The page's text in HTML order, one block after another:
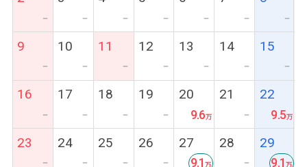
ー ー ー ー ー ー ー
9
ー
10
ー
11
ー
12
ー
13
ー
14
ー
15
ー
16
ー
17
ー
18
ー
19
ー
20
9.6
21
ー
22
9.5
23
ー
24
ー
25
ー
26
ー
27
9.1
28
ー
29
9.1